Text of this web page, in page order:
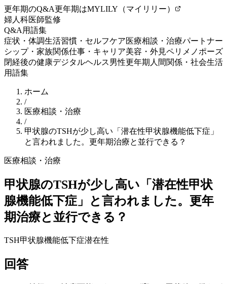
更年期のQ&A更年期はMYLILY（マイリリー）
婦人科医師監修
Q&A 用語集
症状・体調生活習慣・セルフケア医療相談・治療パートナー
シップ・家族関係仕事・キャリア美容・外見ペリメノポーズ
閉経後の健康デジタルヘルス男性更年期 人間関係・社会生活
用語集
ホーム
/
医療相談・治療
/
甲状腺のTSHが少し高い「潜在性甲状腺機能低下症」
と言われました。更年期治療と並行できる？
医療相談・治療
甲状腺のTSHが少し高い「潜在性甲状
腺機能低下症」と言われました。更年
期治療と並行できる？
TSH甲状腺機能低下症潜在性
回答